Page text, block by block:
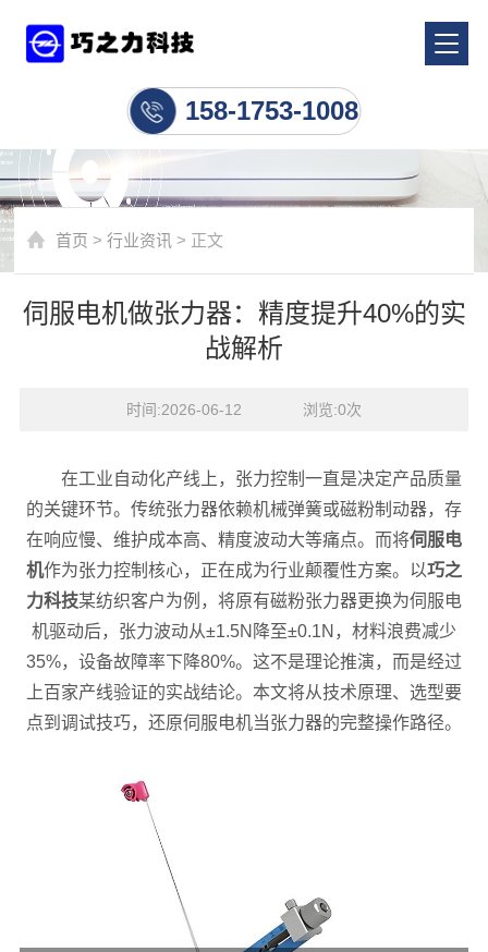
158-1753-1008
首页 >行业资讯 > 正文
伺服电机做张力器：精度提升40%的实
战解析
时间:2026-06-12    浏览:0次
在工业自动化产线上，张力控制一直是决定产品质量
的关键环节。传统张力器依赖机械弹簧或磁粉制动器，存
在响应慢、维护成本高、精度波动大等痛点。而将伺服电
机作为张力控制核心，正在成为行业颠覆性方案。以巧之
力科技某纺织客户为例，将原有磁粉张力器更换为伺服电
机驱动后，张力波动从±1.5N降至±0.1N，材料浪费减少
35%，设备故障率下降80%。这不是理论推演，而是经过
上百家产线验证的实战结论。本文将从技术原理、选型要
点到调试技巧，还原伺服电机当张力器的完整操作路径。